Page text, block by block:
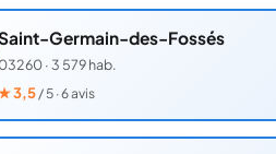
Germain-des-Fossés
03260·3 579 hab.
3,5/ 5 · 6 avis